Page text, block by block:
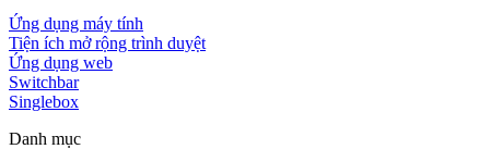
Ứng dụng máy tính
Tiện ích mở rộng trình duyệt
Ứng dụng web
Switchbar
Singlebox
Danh mục